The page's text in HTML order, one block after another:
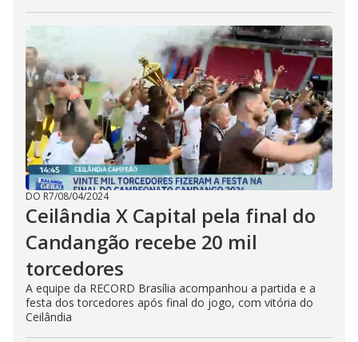
DO R7/08/04/2024
Ceilândia X Capital pela final do
Candangão recebe 20 mil
torcedores
A equipe da RECORD Brasília acompanhou a partida e a
festa dos torcedores após final do jogo, com vitória do
Ceilândia